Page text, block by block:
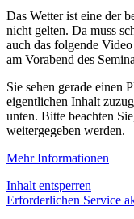
Das Wetter ist eine der
nicht gelten. Da muss
auch das folgende
am Vorabend des
Sie sehen gerade einen
eigentlichen Inhalt
unten. Bitte beachten
weitergegeben werden.
Mehr Informationen
Inhalt entsperren
Erforderlichen Service